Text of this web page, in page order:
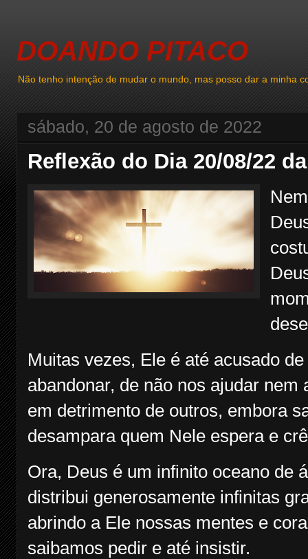
DOANDO PITACO
Não tenho intenção de mudar o mundo, mas posso dar a minha
sábado, 20 de agosto de 2022
Reflexão do Dia 20/08/22
Muitas vezes, Ele é até acusado
abandonar, de não nos ajudar
em detrimento de outros, embora
desampara quem Nele espera e
Ora, Deus é um infinito oceano de
distribui generosamente infinitas
abrindo a Ele nossas mentes e
saibamos pedir e até insistir.